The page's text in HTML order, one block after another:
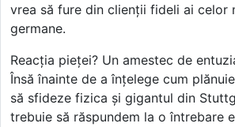
vrea să fure din clienții fideli ai celor
germane.
Reacția pieței? Un amestec de
Însă înainte de a înțelege cum
să sfideze fizica și gigantul din
trebuie să răspundem la o întrebare